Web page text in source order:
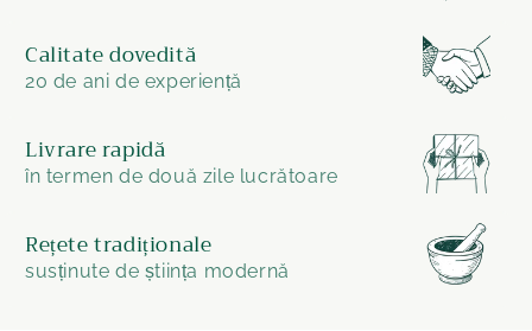
Calitate dovedită
20 de ani de experiență
Livrare rapidă
în termen de două zile lucrătoare
Rețete tradiționale
susținute de știința modernă